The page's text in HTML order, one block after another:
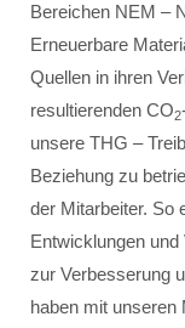
Bereichen NEM –
Erneuerbare
Quellen in ihren
resultierenden CO2
unsere THG –
Beziehung zu
der Mitarbeiter. So
Entwicklungen
zur Verbesserung
haben mit unseren